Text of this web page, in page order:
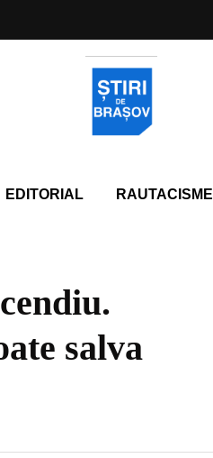
EDITORIAL RAUTACISME
salva